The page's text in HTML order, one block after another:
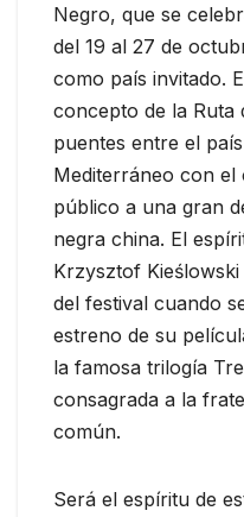
Negro, que se
del 19 al 27 de
como país invitado.
concepto de la Ruta
puentes entre el
Mediterráneo con el
público a una gran
negra china. El
Krzysztof
del festival cuando
estreno de su
la famosa trilogía
consagrada a la
común.
Será el espíritu de